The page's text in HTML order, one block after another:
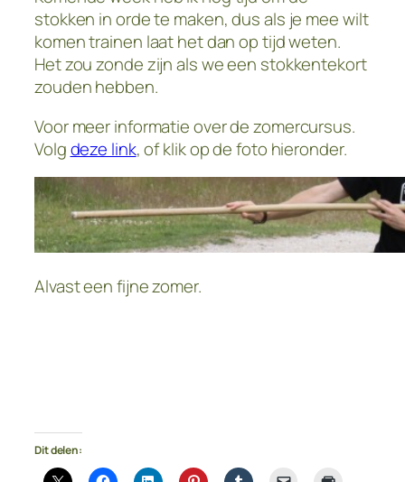
stokken in orde te maken, dus als je mee wilt
komen trainen laat het dan op tijd weten.
Het zou zonde zijn als we een stokkentekort
zouden hebben.
Voor meer informatie over de zomercursus.
Volgdeze link, of klik op de foto hieronder.
Alvast een fijne zomer.
Dit delen: